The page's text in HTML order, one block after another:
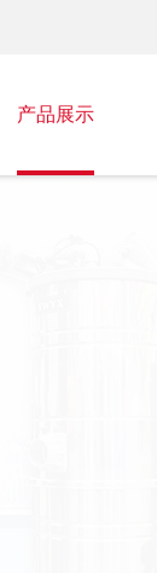
产品展示